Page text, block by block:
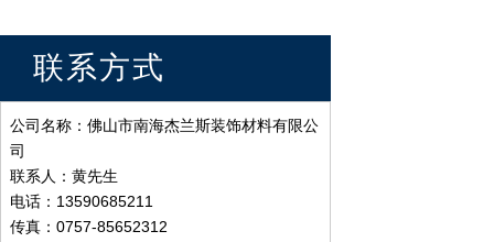
联系方式
公司名称：佛山市南海杰兰斯装饰材料有限公
司
联系人：黄先生
电话：13590685211
传真：0757-85652312